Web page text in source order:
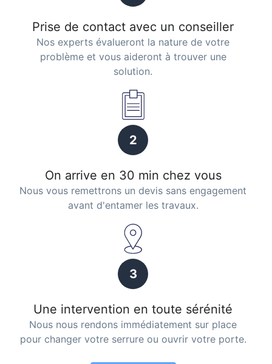
Prise de contact avec un conseiller
Nos experts évalueront la nature de votre
problème et vous aideront à trouver une
solution.
2
On arrive en 30 min chez vous
Nous vous remettrons un devis sans engagement
avant d'entamer les travaux.
3
Une intervention en toute sérénité
Nous nous rendons immédiatement sur place
pour changer votre serrure ou ouvrir votre porte.